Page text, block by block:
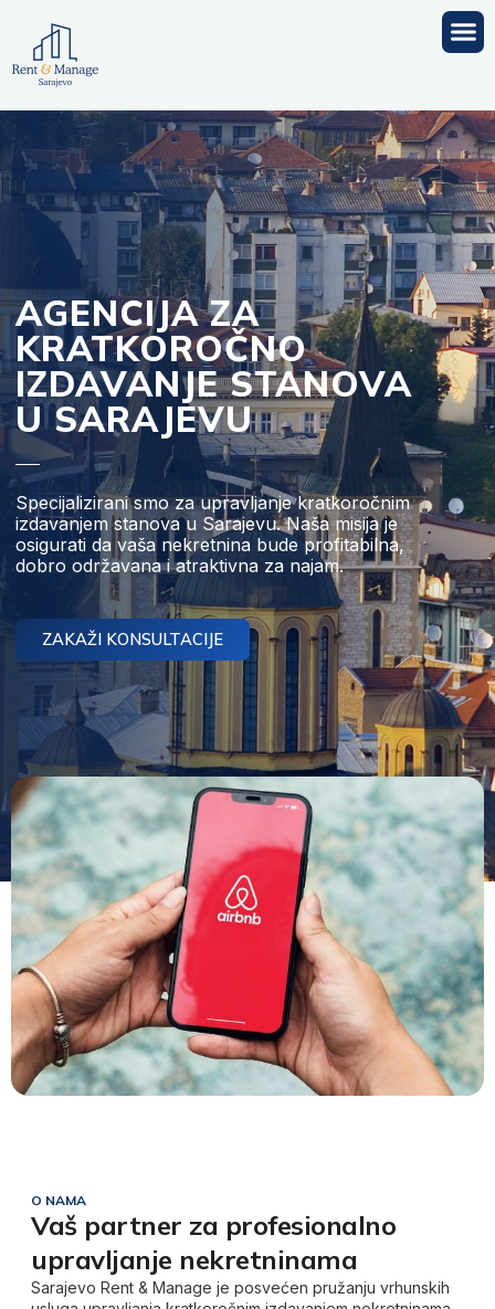
content
AGENCIJA ZA
KRATKOROČNO
IZDAVANJE STANOVA
U SARAJEVU
Specijalizirani smo za upravljanje kratkoročnim
izdavanjem stanova u Sarajevu.Naša misija je
osigurati da vaša nekretnina bude profitabilna,
dobro održavana i atraktivna za najam.
ZAKAŽI KONSULTACIJE
O NAMA
Vaš partner za profesionalno
upravljanje nekretninama
Sarajevo Rent & Manage je posvećen pružanju vrhunskih